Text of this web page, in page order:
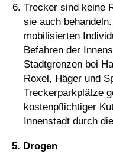
Trecker sind keine
sie auch
mobilisierten
Befahren der
Stadtgrenzen bei
Roxel, Häger und
Treckerparkplätze
kostenpflichtiger
Innenstadt durch
5. Drogen